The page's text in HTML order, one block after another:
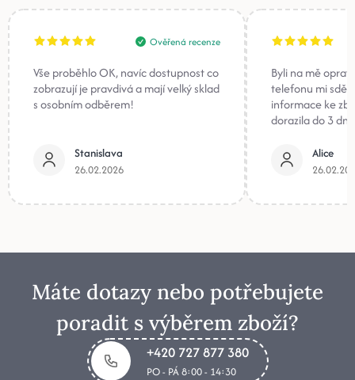
Ověřená recenze
Vše proběhlo OK, navíc dostupnost co
zobrazují je pravdivá a mají velký sklad
s osobním odběrem!
Stanislava
26.02.2026
Byli na mě
telefonu mi
informace ke
dorazila do 3
Alice
Máte dotazy nebo potřebujete
poradit s výběrem zboží?
+420 727 877 380
PO - PÁ 8:00 - 14:30